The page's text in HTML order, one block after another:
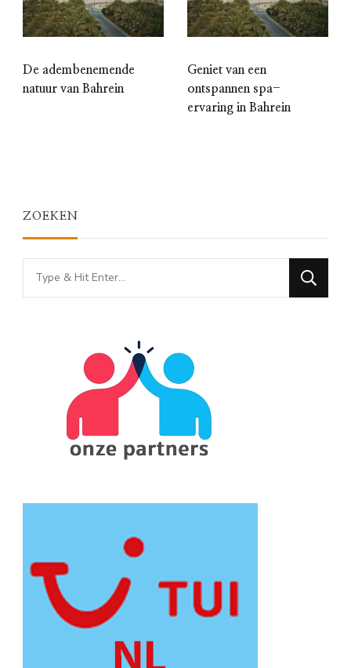
De adembenemende
natuur van Bahrein
Geniet van een
ontspannen spa-
ervaring in Bahrein
ZOEKEN
Looking
for